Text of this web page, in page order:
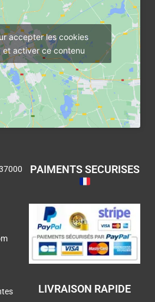
accepter les cookies
et activer ce contenu
PAIMENTS SECURISES
LIVRAISON RAPIDE